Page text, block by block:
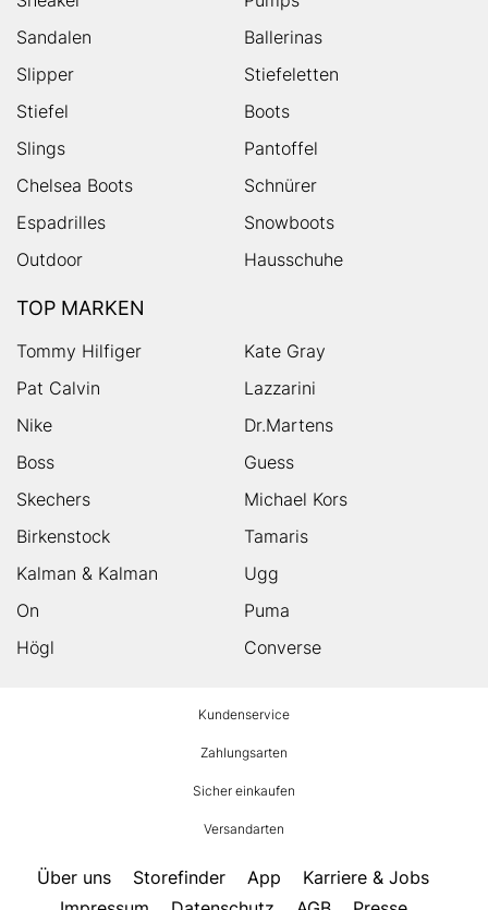
Sandalen
Ballerinas
Slipper
Stiefeletten
Stiefel
Boots
Slings
Pantoffel
Chelsea Boots
Schnürer
Espadrilles
Snowboots
Outdoor
Hausschuhe
TOP MARKEN
Tommy Hilfiger
Kate Gray
Pat Calvin
Lazzarini
Nike
Dr.Martens
Boss
Guess
Skechers
Michael Kors
Birkenstock
Tamaris
Kalman & Kalman
Ugg
On
Puma
Högl
Converse
Kundenservice
Zahlungsarten
Sicher einkaufen
Versandarten
Über uns Storefinder App
Karriere & Jobs